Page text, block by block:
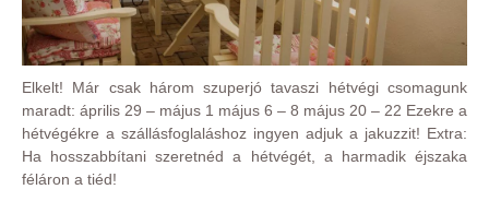
Elkelt! Már csak három szuperjó tavaszi hétvégi csomagunk
maradt: április 29 – május 1 május 6 – 8 május 20 – 22 Ezekre a
hétvégékre a szállásfoglaláshoz ingyen adjuk a jakuzzit! Extra:
Ha hosszabbítani szeretnéd a hétvégét, a harmadik éjszaka
féláron a tiéd!